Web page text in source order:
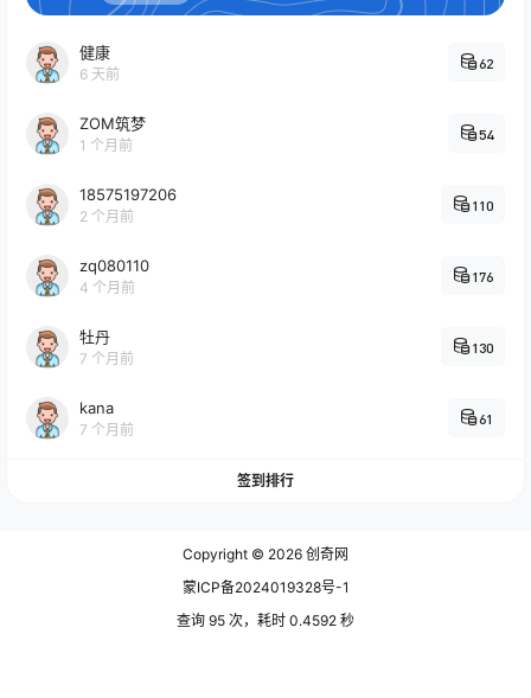
健康
6 天前
62
ZOM筑梦
1 个月前
54
18575197206
2 个月前
110
zq080110
4 个月前
176
牡丹
7 个月前
130
kana
7 个月前
61
签到排行
Copyright © 2026 创奇网
蒙ICP备2024019328号-1
查询 95 次，耗时 0.4592 秒